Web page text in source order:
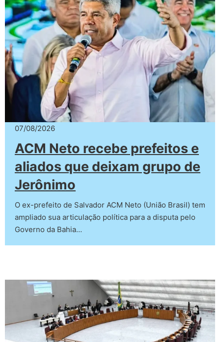
07/08/2026
ACM Neto recebe prefeitos e
aliados que deixam grupo de
Jerônimo
O ex-prefeito de Salvador ACM Neto (União Brasil) tem
ampliado sua articulação política para a disputa pelo
Governo da Bahia…